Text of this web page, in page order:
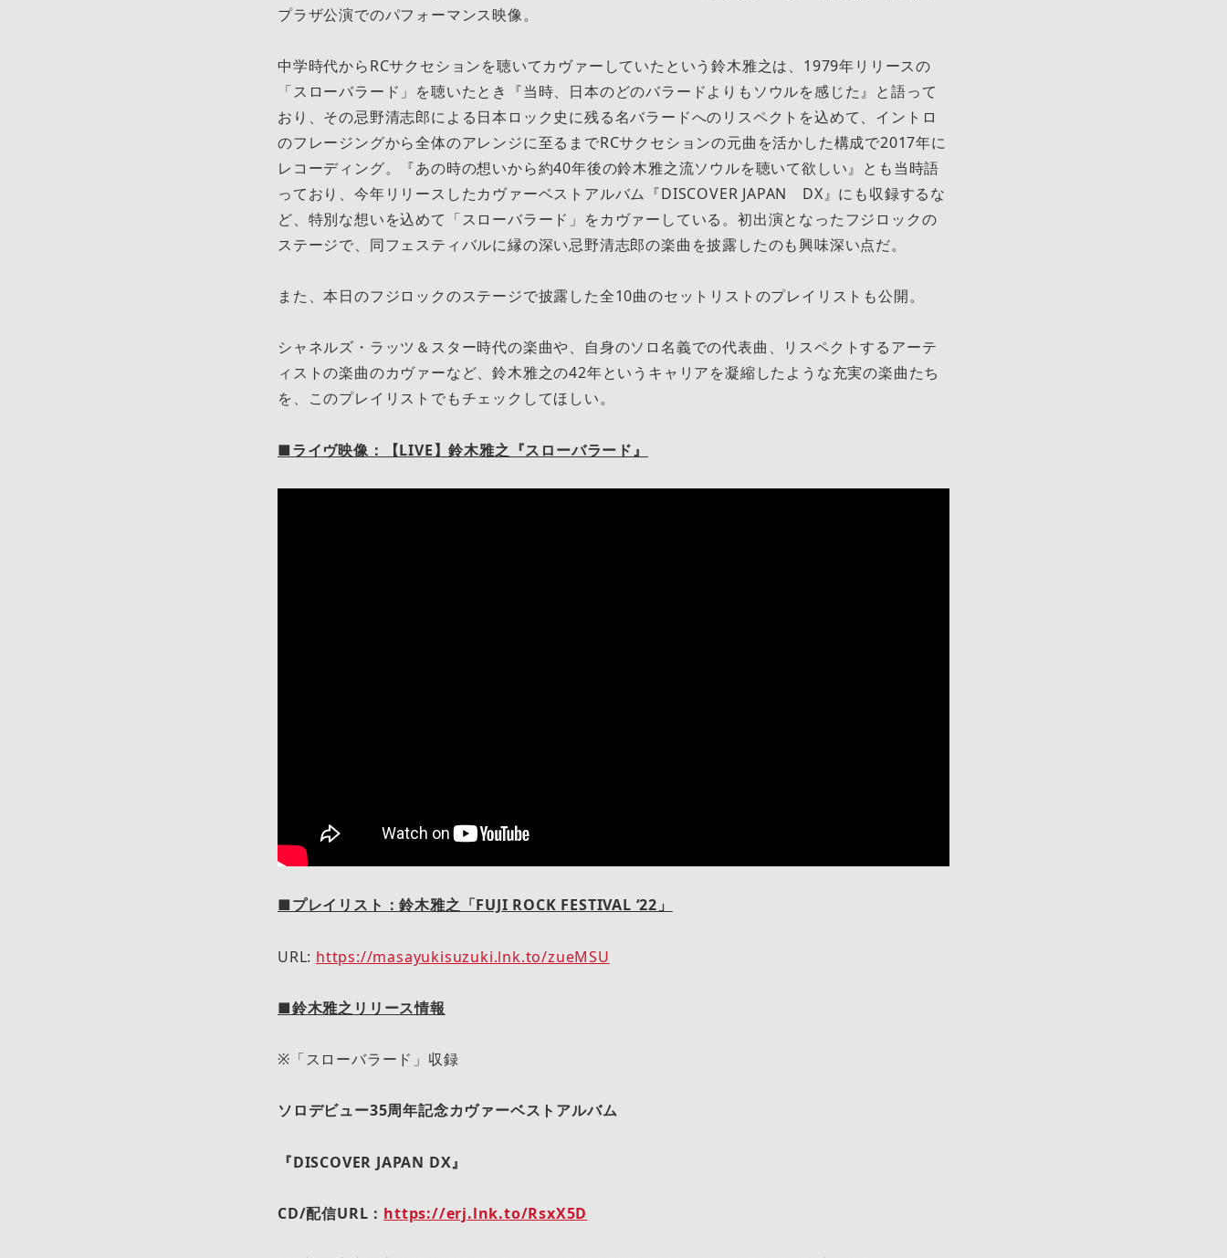
プラザ公演でのパフォーマンス映像。
中学時代からRCサクセションを聴いてカヴァーしていたという鈴木雅之は、1979年リリースの
「スローバラード」を聴いたとき『当時、日本のどのバラードよりもソウルを感じた』と語って
おり、その忌野清志郎による日本ロック史に残る名バラードへのリスペクトを込めて、イントロ
のフレージングから全体のアレンジに至るまでRCサクセションの元曲を活かした構成で2017年に
レコーディング。『あの時の想いから約40年後の鈴木雅之流ソウルを聴いて欲しい』とも当時語
っており、今年リリースしたカヴァーベストアルバム『DISCOVER JAPAN DX』にも収録するな
ど、特別な想いを込めて「スローバラード」をカヴァーしている。初出演となったフジロックの
ステージで、同フェスティバルに縁の深い忌野清志郎の楽曲を披露したのも興味深い点だ。
また、本日のフジロックのステージで披露した全10曲のセットリストのプレイリストも公開。
シャネルズ・ラッツ＆スター時代の楽曲や、自身のソロ名義での代表曲、リスペクトするアーテ
ィストの楽曲のカヴァーなど、鈴木雅之の42年というキャリアを凝縮したような充実の楽曲たち
を、このプレイリストでもチェックしてほしい。
■ライヴ映像：【LIVE】鈴木雅之『スローバラード』
■プレイリスト：鈴木雅之「FUJI ROCK FESTIVAL ‘22」
URL: https://masayukisuzuki.lnk.to/zueMSU
■鈴木雅之リリース情報
※「スローバラード」収録
ソロデビュー35周年記念カヴァーベストアルバム
『DISCOVER JAPAN DX』
CD/配信URL： https://erj.lnk.to/RsxX5D